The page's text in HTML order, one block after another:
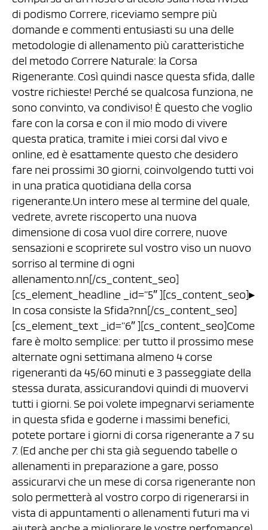
di podismo Correre, riceviamo sempre più
domande e commenti entusiasti su una delle
metodologie di allenamento più caratteristiche
del metodo Correre Naturale: la Corsa
Rigenerante. Così quindi nasce questa sfida, dalle
vostre richieste! Perché se qualcosa funziona, ne
sono convinto, va condiviso! È questo che voglio
fare con la corsa e con il mio modo di vivere
questa pratica, tramite i miei corsi dal vivo e
online, ed è esattamente questo che desidero
fare nei prossimi 30 giorni, coinvolgendo tutti voi
in una pratica quotidiana della corsa
rigenerante.Un intero mese al termine del quale,
vedrete, avrete riscoperto una nuova
dimensione di cosa vuol dire correre, nuove
sensazioni e scoprirete sul vostro viso un nuovo
sorriso al termine di ogni
allenamento.nn[/cs_content_seo]
[cs_element_headline _id=”5″ ][cs_content_seo]▸
In cosa consiste la Sfida?nn[/cs_content_seo]
[cs_element_text _id=”6″ ][cs_content_seo]Come
fare è molto semplice: per tutto il prossimo mese
alternate ogni settimana almeno 4 corse
rigeneranti da 45/60 minuti e 3 passeggiate della
stessa durata, assicurandovi quindi di muovervi
tutti i giorni. Se poi volete impegnarvi seriamente
in questa sfida e goderne i massimi benefici,
potete portare i giorni di corsa rigenerante a 7 su
7. (Ed anche per chi sta già seguendo tabelle o
allenamenti in preparazione a gare, posso
assicurarvi che un mese di corsa rigenerante non
solo permetterà al vostro corpo di rigenerarsi in
vista di appuntamenti o allenamenti futuri ma vi